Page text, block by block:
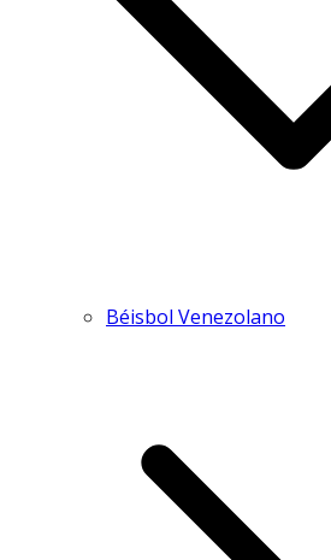
Béisbol Venezolano